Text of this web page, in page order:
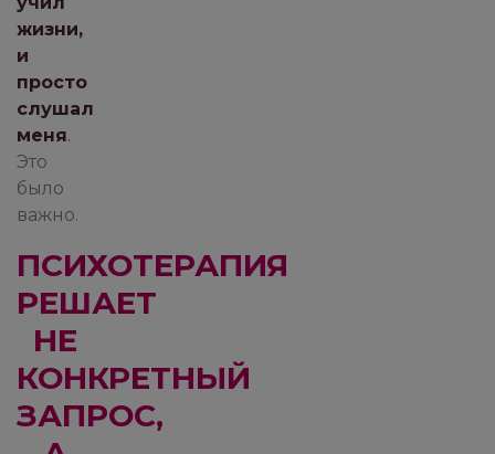
жизни,
и
просто
слушал
меня.
Это
было
важно.
ПСИХОТЕРАПИЯ
РЕШАЕТ
НЕ
КОНКРЕТНЫЙ
ЗАПРОС,